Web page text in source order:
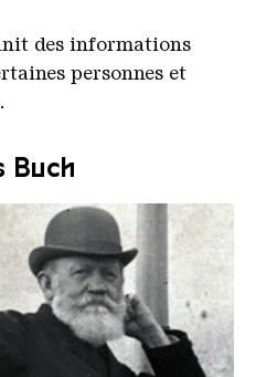
des informations
personnes et
Buch